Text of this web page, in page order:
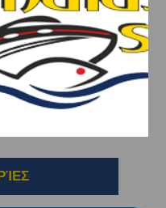
-ΣΥΡΤΕΣ
- ΣΥΡΤΕΣ